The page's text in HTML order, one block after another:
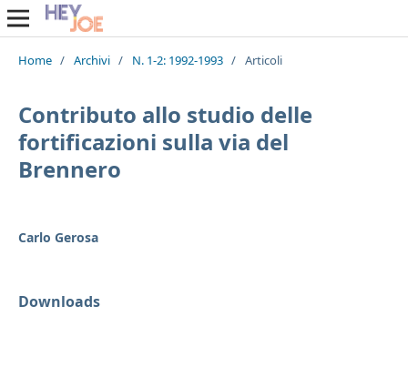
Home / Archivi / N. 1-2: 1992-1993 / Articoli
Contributo allo studio delle
fortificazioni sulla via del
Brennero
Carlo Gerosa
Downloads